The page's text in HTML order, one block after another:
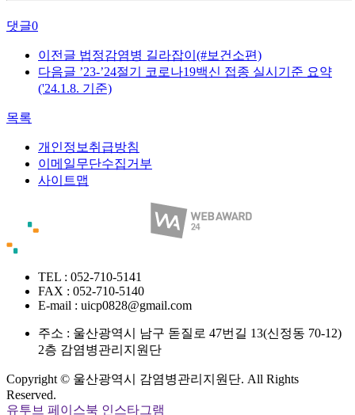
댓글0
이전글 법정감염병 길라잡이(#보건소편)
다음글 ’23-’24절기 코로나19백신 접종 실시기준 요약
('24.1.8. 기준)
목록
개인정보취급방침
이메일무단수집거부
사이트맵
TEL : 052-710-5141
FAX : 052-710-5140
E-mail : uicp0828@gmail.com
주소 : 울산광역시 남구 돋질로 47번길 13(신정동 70-12)
2층 감염병관리지원단
Copyright © 울산광역시 감염병관리지원단. All Rights
Reserved.
유투브 페이스북 인스타그램